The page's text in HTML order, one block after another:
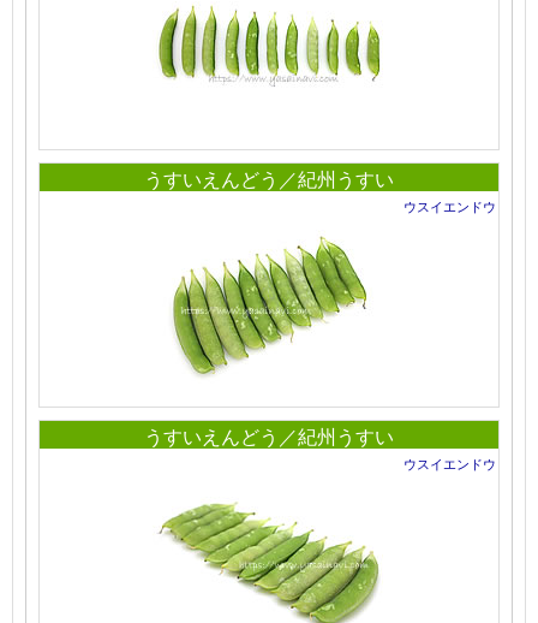
うすいえんどう／紀州うすい
ウスイエンドウ
うすいえんどう／紀州うすい
ウスイエンドウ